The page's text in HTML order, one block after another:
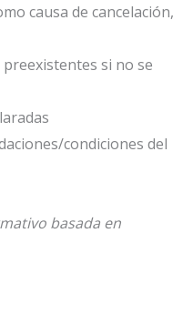
causa de cancelación,
si no se
condiciones del
basada en